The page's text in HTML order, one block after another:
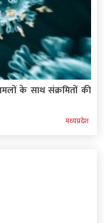
के साथ संक्रमितों की
मध्‍यप्रदेश